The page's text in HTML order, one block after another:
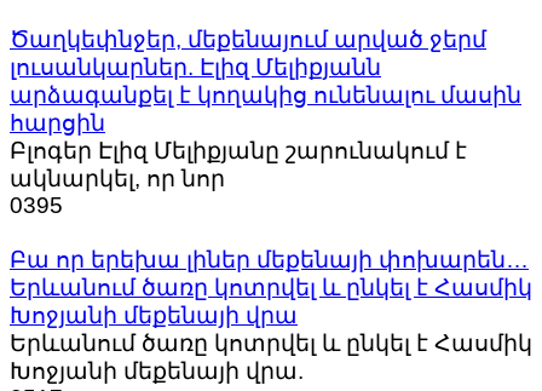
Ծաղկեփնջեր, մեքենայում արված ջերմ
լուսանկարներ. Էլիզ Մելիքյանն
արձագանքել է կողակից ունենալու մասին
հարցին
Բլոգեր Էլիզ Մելիքյանը շարունակում է
ակնարկել, որ նոր
0395
Բա որ երեխա լիներ մեքենայի փոխարեն…
Երևանում ծառը կոտրվել և ընկել է Հասմիկ
Խոջյանի մեքենայի վրա
Երևանում ծառը կոտրվել և ընկել է Հասմիկ
Խոջյանի մեքենայի վրա.